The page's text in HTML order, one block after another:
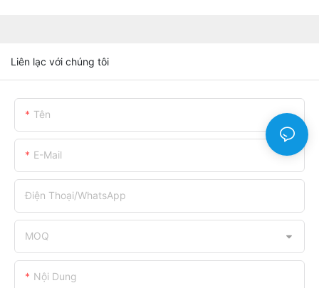
Liên lạc với chúng tôi
Tên
E-Mail
Điện Thoại/WhatsApp
MOQ
Nội Dung